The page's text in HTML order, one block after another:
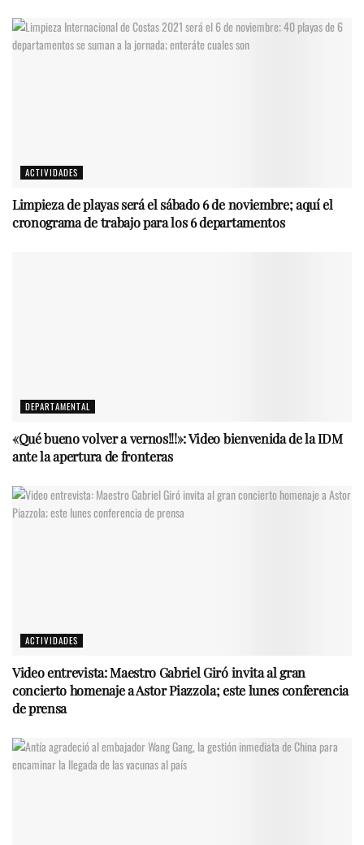
ACTIVIDADES
Limpieza de playas será el sábado 6 de noviembre; aquí el
cronograma de trabajo para los 6 departamentos
DEPARTAMENTAL
«Qué bueno volver a vernos!!!»: Video bienvenida de la IDM
ante la apertura de fronteras
ACTIVIDADES
Video entrevista: Maestro Gabriel Giró invita al gran
concierto homenaje a Astor Piazzola; este lunes conferencia
de prensa